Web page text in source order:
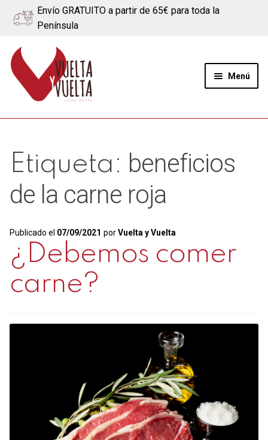
Envío GRATUITO a partir de 65€ para toda la
Península
Ir
a
navegación
Ir
al
contenido
Menú
Quiénes somos
Ternera
Cerdo
Blog
Contacto
Etiqueta: beneficios
de la carne roja
Publicado el 07/09/2021 porVuelta y Vuelta
¿Debemos comer
carne?